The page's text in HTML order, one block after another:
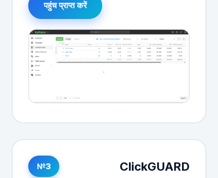
पहुंच प्राप्त करें
№3 ClickGUARD